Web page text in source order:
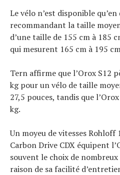
Le vélo n’est disponible
recommandant la taille
d’une taille de 155 cm à 185
qui mesurent 165 cm à 195
Tern affirme que l’Orox S12
kg pour un vélo de taille
27,5 pouces, tandis que
kg.
Un moyeu de vitesses
Carbon Drive CDX équipent
souvent le choix de
raison de sa facilité